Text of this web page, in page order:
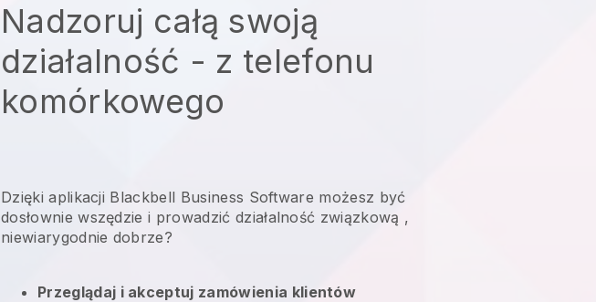
Nadzoruj całą swoją
działalność - z telefonu
komórkowego
Dzięki aplikacji Blackbell Business Software możesz być
dosłownie wszędzie i prowadzić działalność związkową ,
niewiarygodnie dobrze?
Przeglądaj i akceptuj zamówienia klientów